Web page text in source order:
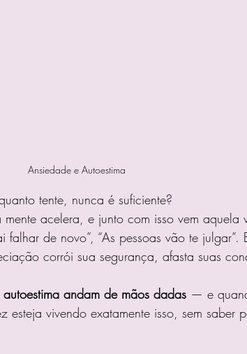
Ansiedade e Autoestima
tente, nunca é suficiente?
acelera, e junto com isso vem aquela
falhar de novo”, “As pessoas vão te julgar”.
corrói sua segurança, afasta suas
andam de mãos dadas — e
esteja vivendo exatamente isso, sem saber